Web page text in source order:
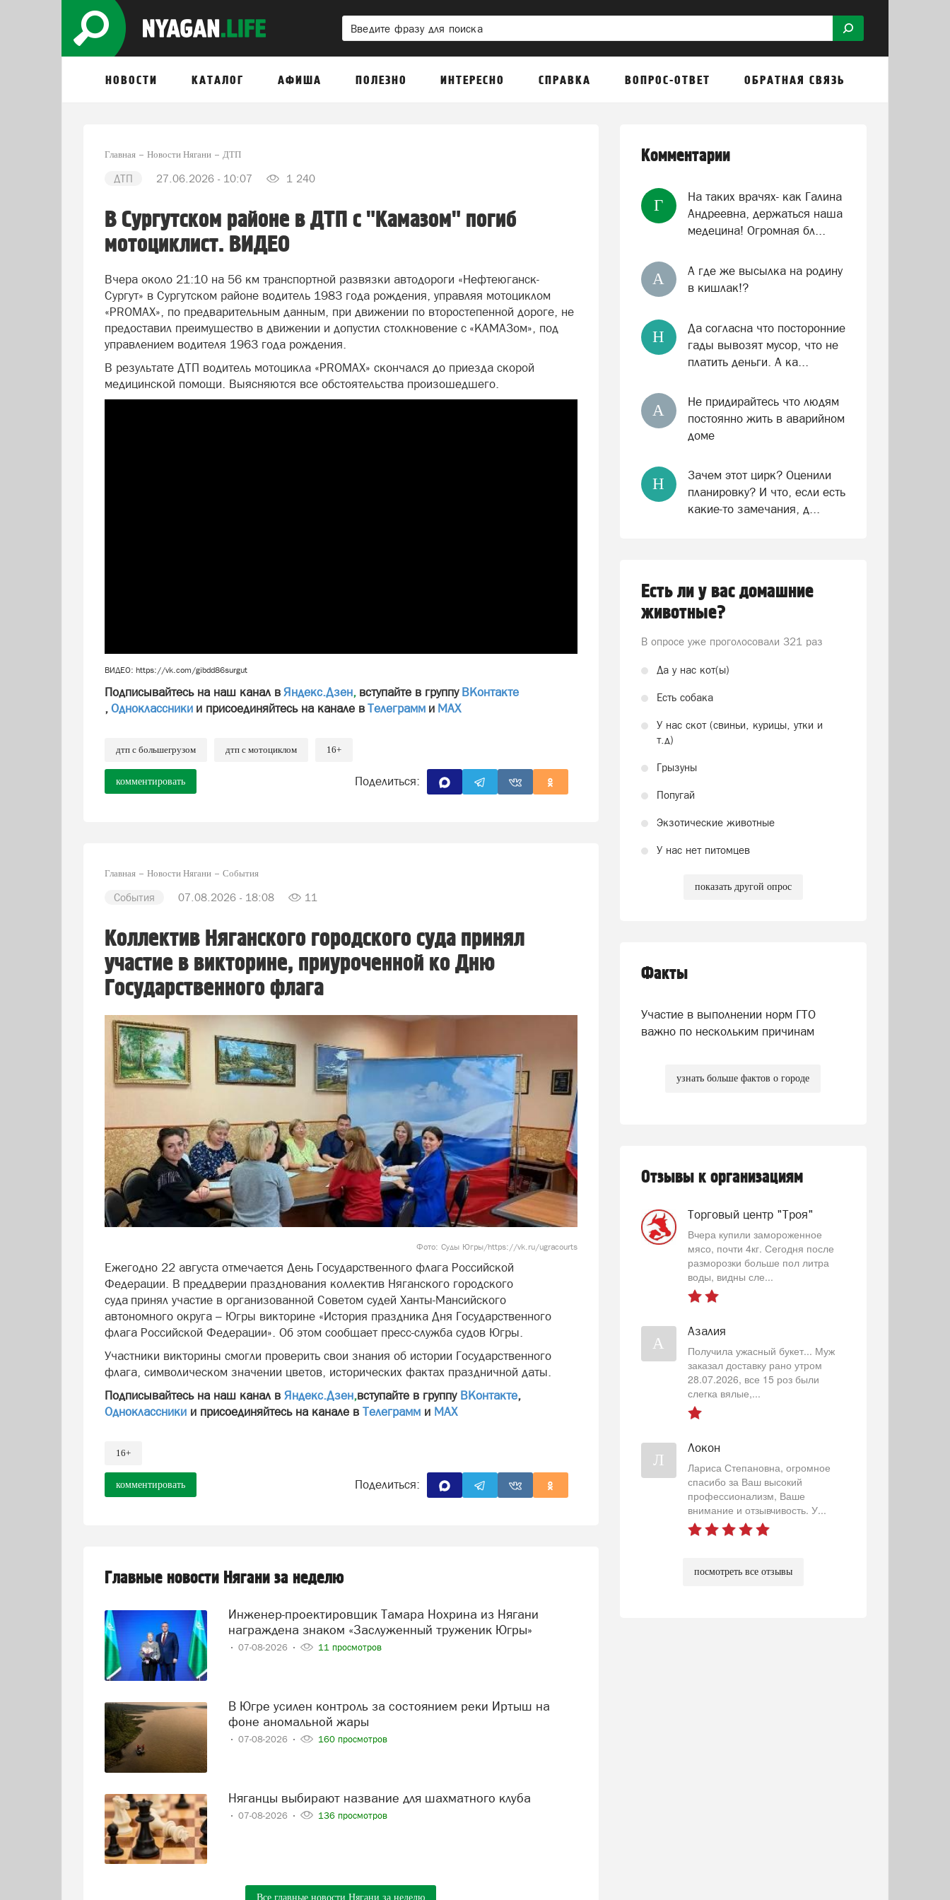
НОВОСТИ КАТАЛОГ АФИША ПОЛЕЗНО ИНТЕРЕСНО СПРАВКА ВОПРОС-ОТВЕТ ОБРАТНАЯ СВЯЗЬ
Главная Новости Нягани ДТП
ДТП 27.06.2026 - 10:07 1 240
В Сургутском районе в ДТП с "Камазом" погиб
мотоциклист. ВИДЕО
Вчера около 21:10 на 56 км транспортной развязки автодороги «Нефтеюганск-
Сургут» в Сургутском районе водитель 1983 года рождения, управляя мотоциклом
«PROMAX», по предварительным данным, при движении по второстепенной дороге, не
предоставил преимущество в движении и допустил столкновение с «КАМАЗом», под
управлением водителя 1963 года рождения.
В результате ДТП водитель мотоцикла «PROMAX» скончался до приезда скорой
медицинской помощи. Выясняются все обстоятельства произошедшего.
ВИДЕО: https://vk.com/gibdd86surgut
Подписывайтесь на наш канал в Яндекс.Дзен, вступайте в группу ВКонтакте
, Одноклассники и присоединяйтесь на канале в Телеграмм и МАХ
дтп с большегрузом дтп с мотоциклом 16+
комментировать Поделиться:
Главная Новости Нягани События
События 07.08.2026 - 18:08 11
Коллектив Няганского городского суда принял
участие в викторине, приуроченной ко Дню
Государственного флага
Фото: Суды Югры/https://vk.ru/ugracourts
Ежегодно 22 августа отмечается День Государственного флага Российской
Федерации. В преддверии празднования коллектив Няганского городского
суда принял участие в организованной Советом судей Ханты-Мансийского
автономного округа – Югры викторине «История праздника Дня Государственного
флага Российской Федерации». Об этом сообщает пресс-служба судов Югры.
Участники викторины смогли проверить свои знания об истории Государственного
флага, символическом значении цветов, исторических фактах праздничной даты.
Подписывайтесь на наш канал в Яндекс.Дзен,вступайте в группу ВКонтакте,
Одноклассники и присоединяйтесь на канале в Телеграмм и МАХ
16+
комментировать Поделиться:
Главные новости Нягани за неделю
Инженер-проектировщик Тамара Нохрина из Нягани
награждена знаком «Заслуженный труженик Югры»
07-08-2026 11 просмотров
В Югре усилен контроль за состоянием реки Иртыш на
фоне аномальной жары
07-08-2026 160 просмотров
Няганцы выбирают название для шахматного клуба
07-08-2026 136 просмотров
Все главные новости Нягани за неделю
Комментарии
Г
На таких врачях- как Галина
Андреевна, держаться наша
медецина! Огромная бл...
А
А где же высылка на родину
в кишлак!?
Н
Да согласна что посторонние
гады вывозят мусор, что не
платить деньги. А ка...
А
Не придирайтесь что людям
постоянно жить в аварийном
доме
Н
Зачем этот цирк? Оценили
планировку? И что, если есть
какие-то замечания, д...
Есть ли у вас домашние
животные?
В опросе уже проголосовали 321 раз
Да у нас кот(ы)
Есть собака
У нас скот (свиньи, курицы, утки и
т.д)
Грызуны
Попугай
Экзотические животные
У нас нет питомцев
показать другой опрос
Факты
Участие в выполнении норм ГТО
важно по нескольким причинам
узнать больше фактов о городе
Отзывы к организациям
Торговый центр "Троя"
Вчера купили замороженное
мясо, почти 4кг. Сегодня после
разморозки больше пол литра
воды, видны сле...
А
Азалия
Получила ужасный букет... Муж
заказал доставку рано утром
28.07.2026, все 15 роз были
слегка вялые,...
Л
Локон
Лариса Степановна, огромное
спасибо за Ваш высокий
профессионализм, Ваше
внимание и отзывчивость. У...
посмотреть все отзывы